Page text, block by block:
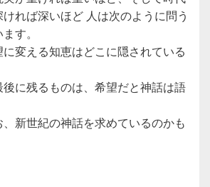
れば深いほど 人は次のように問う
す。
に変える知恵はどこに隠されている
に残るものは、希望だと神話は語
新世紀の神話を求めているのかも